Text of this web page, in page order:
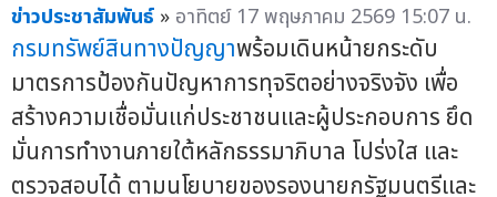
ข่าวประชาสัมพันธ์ » อาทิตย์ 17 พฤษภาคม 2569 15:07 น.
กรมทรัพย์สินทางปัญญาพร้อมเดินหน้ายกระดับ
มาตรการป้องกันปัญหาการทุจริตอย่างจริงจัง เพื่อ
สร้างความเชื่อมั่นแก่ประชาชนและผู้ประกอบการ ยึด
มั่นการทำงานภายใต้หลักธรรมาภิบาล โปร่งใส และ
ตรวจสอบได้ ตามนโยบายของรองนายกรัฐมนตรีและ